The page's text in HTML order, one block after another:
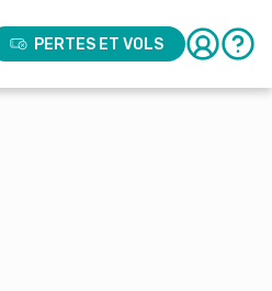
PERTES ET VOLS